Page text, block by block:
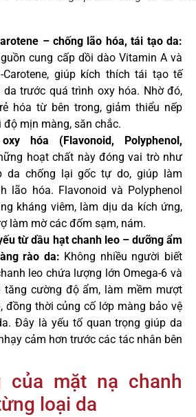
– chống lão hóa, tái tạo da:
cung cấp dồi dào Vitamin A và
Carotene, giúp kích thích tái tạo tế
da trước quá trình oxy hóa. Nhờ đó,
hóa từ bên trong, giảm thiểu nếp
độ mịn màng, săn chắc.
hóa (Flavonoid, Polyphenol,
hoạt chất này đóng vai trò như
da chống lại gốc tự do, giúp làm
lão hóa. Flavonoid và Polyphenol
kháng viêm, làm dịu da kích ứng,
làm mờ các đốm sạm, nám.
từ dầu hạt chanh leo – dưỡng ẩm
rào da: Không nhiều người biết
leo chứa lượng lớn Omega-6 và
tăng cường độ ẩm, làm mềm mượt
đồng thời củng cố lớp màng bảo vệ
Đây là yếu tố quan trọng giúp da
cảm hơn trước các tác nhân bên
của mặt nạ chanh
loại da